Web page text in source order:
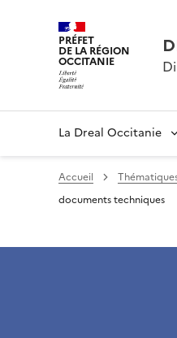
PRÉFET
DE LA RÉGION
OCCITANIE
La Dreal Occitanie
Accueil
documents techniques